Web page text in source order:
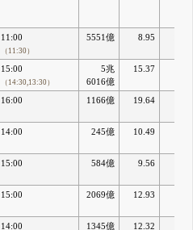
11:00
（11:30）
5551億 8.95
15:00
（14:30,13:30）
5兆
6016億
15.37
16:00 1166億 19.64
14:00 245億 10.49
15:00 584億 9.56
15:00 2069億 12.93
14:00 1345億 12.32